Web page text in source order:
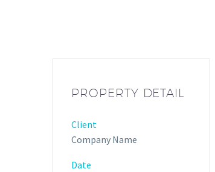
PROPERTY DETAIL
Client
Company Name
Date